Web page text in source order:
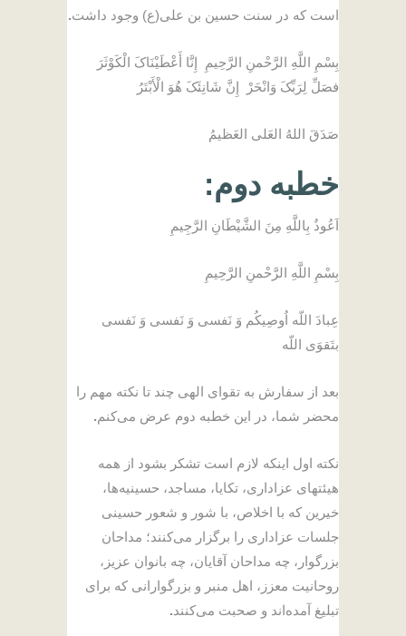
است که در سنت حسین بن علی(ع) وجود داشت.
بِسْمِ اللَّهِ الرَّحْمنِ الرَّحِیمِ إِنَّا أَعْطَیْنَاکَ الْکَوْثَرَ
فصَلِّ لِرَبِّکَ وَانْحَرْ إِنَّ شَانِئَکَ هُوَ الْأَبْتَرُ
صَدَقَ اللهُ العَلی العَظیمُ
خطبه دوم:
اَعُوذُ بِاللَّهِ مِنَ الشَّیْطَانِ الرَّجِیمِ
بِسْمِ اللَّهِ الرَّحْمنِ الرَّحِیمِ
عِبادَ اللّه اُوصِیکُم وَ نَفسی وَ نَفسی وَ نَفسی
بتَقوَى اللّه
بعد از سفارش به تقوای الهی چند تا نکته مهم را
محضر شما، در این خطبه دوم عرض می‌کنم.
نکته اول اینکه لازم است تشکر بشود از همه
هیئتهای عزاداری، تکایا، مساجد، حسینیه‌ها،
خیرین که با اخلاص، با شور و شعور حسینی
جلسات عزاداری را برگزار می‌کنند؛ مداحان
بزرگوار، چه مداحان آقایان، چه بانوان عزیز،
روحانیت معزز، اهل منبر و بزرگوارانی که برای
تبلیغ آمده‌اند و صحبت می‌کنند .